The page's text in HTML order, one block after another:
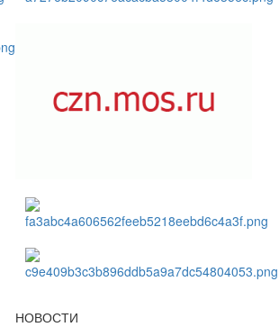
НОВОСТИ